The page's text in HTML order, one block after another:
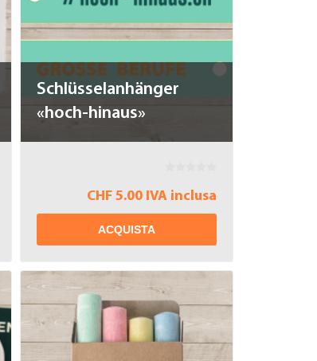
Schlüsselanhänger
«hoch-hinaus»
CHF 5.00 IVA inclusa
ACQUISTA